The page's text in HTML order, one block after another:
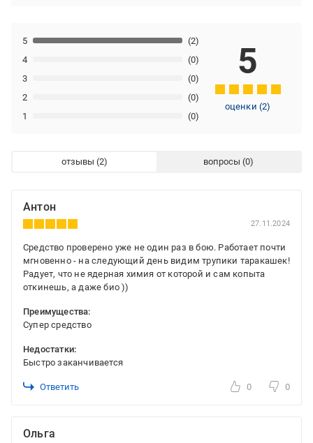
1 (0)
2 (0)
3 (0)
4 (0)
5 (2)
5
оценки(2)
отзывы вопросы
Антон
27.11.2024
Средство проверено уже не один раз в бою. Работает почти
мгновенно - на следующий день видим трупики таракашек!
Радует, что не ядерная химия от которой и сам копыта
откинешь, а даже био ))
Преимущества:
Супер средство
Недостатки:
Быстро заканчивается
Ответить 0 0
Ольга